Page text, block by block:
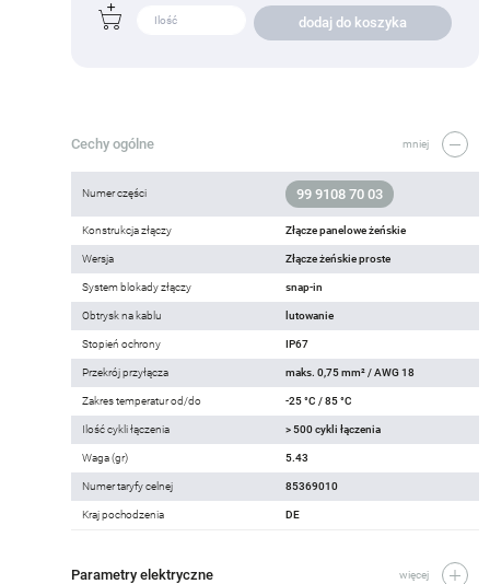
dodaj do koszyka
Cechy ogólne mniej
Numer części 99 9108 70 03
Konstrukcja złączy Złącze panelowe żeńskie
Wersja Złącze żeńskie proste
System blokady złączy snap-in
Obtrysk na kablu lutowanie
Stopień ochrony IP67
Przekrój przyłącza maks. 0,75 mm² / AWG 18
Zakres temperatur od/do -25 °C / 85 °C
Ilość cykli łączenia > 500 cykli łączenia
Waga (gr) 5.43
Numer taryfy celnej 85369010
Kraj pochodzenia DE
Parametry elektryczne więcej